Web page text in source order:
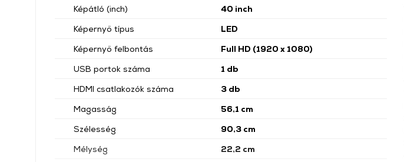
Képátló (inch)
40 inch
Képernyő típus
LED
Képernyő felbontás
Full HD (1920 x 1080)
USB portok száma
1 db
HDMI csatlakozók száma
3 db
Magasság
56,1 cm
Szélesség
90,3 cm
Mélység
22,2 cm